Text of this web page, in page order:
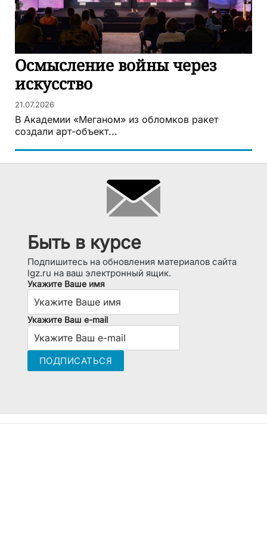
Осмысление войны через
искусство
21.07.2026
В Академии «Меганом» из обломков ракет
создали арт-объект...
Быть в курсе
Подпишитесь на обновления материалов сайта
lgz.ru на ваш электронный ящик.
Укажите Ваше имя
Укажите Ваш e-mail